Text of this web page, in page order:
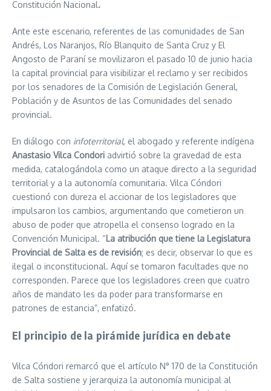
Constitución Nacional.
Ante este escenario, referentes de las comunidades de San
Andrés, Los Naranjos, Río Blanquito de Santa Cruz y El
Angosto de Paraní se movilizaron el pasado 10 de junio hacia
la capital provincial para visibilizar el reclamo y ser recibidos
por los senadores de la Comisión de Legislación General,
Población y de Asuntos de las Comunidades del senado
provincial.
En diálogo con infoterritorial, el abogado y referente indígena
Anastasio Vilca Condori advirtió sobre la gravedad de esta
medida, catalogándola como un ataque directo a la seguridad
territorial y a la autonomía comunitaria. Vilca Cóndori
cuestionó con dureza el accionar de los legisladores que
impulsaron los cambios, argumentando que cometieron un
abuso de poder que atropella el consenso logrado en la
Convención Municipal. “La atribución que tiene la Legislatura
Provincial de Salta es de revisión; es decir, observar lo que es
ilegal o inconstitucional. Aquí se tomaron facultades que no
corresponden. Parece que los legisladores creen que cuatro
años de mandato les da poder para transformarse en
patrones de estancia”, enfatizó.
El principio de la pirámide jurídica en debate
Vilca Cóndori remarcó que el artículo N° 170 de la Constitución
de Salta sostiene y jerarquiza la autonomía municipal al